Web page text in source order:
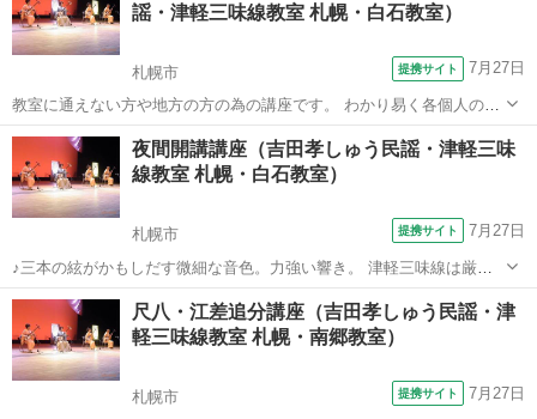
謡・津軽三味線教室 札幌・白石教室）
札幌市 提携サイト 7月27日
教室に通えない方や地方の方の為の講座です。 わかり易く各個人のテ
キストを作り教えます。
北海道 札幌市 三味線
夜間開講講座（吉田孝しゅう民謡・津軽三味
線教室 札幌・白石教室）
札幌市 提携サイト 7月27日
♪三本の絃がかもしだす微細な音色。力強い響き。 津軽三味線は厳し
い津軽地方の風土から生まれた日本を代表する民族音楽です。 あなた
も津軽三味線を始めませんか！お子様から中高年まで幅広い年代の方
が学んでいます。 初めての方も大歓迎♪
北海道 札幌市 三味線
尺八・江差追分講座（吉田孝しゅう民謡・津
軽三味線教室 札幌・南郷教室）
札幌市 提携サイト 7月27日